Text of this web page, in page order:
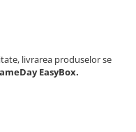
livrarea produselor se
EasyBox.